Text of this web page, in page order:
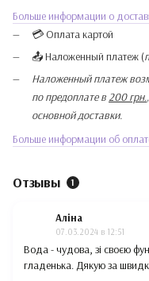
Больше информации о
💳 Оплата картой
📤 Наложенный платеж (
Наложенный платеж
по предоплате в200 грн.
основной доставки.
Больше информации об
Отзывы 1
Аліна
07.03.2024 в 12:51
Вода - чудова, зі своєю
гладенька. Дякую за